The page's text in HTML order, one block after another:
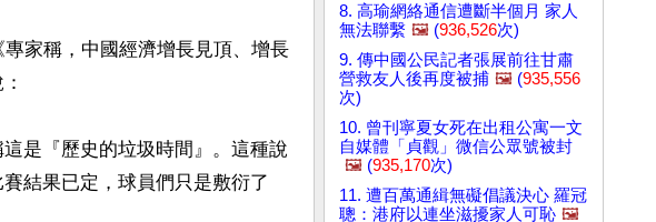
家稱，中國經濟增長見頂、增長
是『歷史的垃圾時間』。這種說
結果已定，球員們只是敷衍了
8. 高瑜網絡通信遭斷半個月 家人
無法聯繫 🖼️ (936,526次)
9. 傳中國公民記者張展前往甘肅
營救友人後再度被捕 🖼️ (935,556
次)
10. 曾刊寧夏女死在出租公寓一文
自媒體「貞觀」微信公眾號被封
🖼️ (935,170次)
11. 遭百萬通緝無礙倡議決心 羅冠
聰：港府以連坐滋擾家人可恥 🖼️